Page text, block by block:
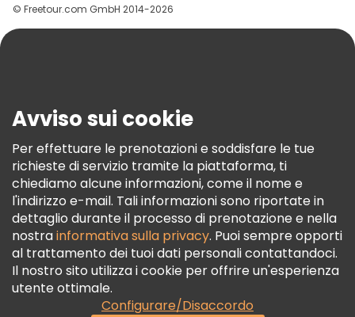
Aiuto
Termini E Condizioni
Informativa Sui Cookie
Freetour Premi
Programma Di Fidelizzazione
© Freetour.com GmbH 2014-2026
Avviso sui cookie
Per effettuare le prenotazioni e soddisfare le tue
richieste di servizio tramite la piattaforma, ti
chiediamo alcune informazioni, come il nome e
l'indirizzo e-mail. Tali informazioni sono riportate in
dettaglio durante il processo di prenotazione e nella
nostrainformativa sulla privacy. Puoi sempre opporti
al trattamento dei tuoi dati personali contattandoci.
Il nostro sito utilizza i cookie per offrire un'esperienza
utente ottimale.
Configurare/Disaccordo